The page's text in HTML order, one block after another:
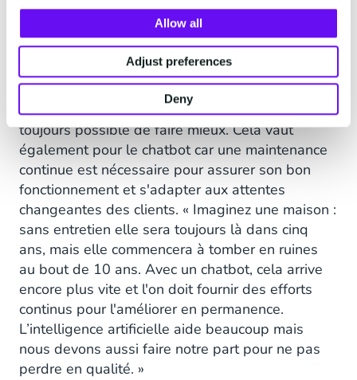
Allow all
Adjust preferences
Deny
Simplifier en permanence
Selon Marco Ganzevles, un service client sert
avant tout à « simplifier la vie des clients et des
équipes » et à ne pas perdre de vue qu'il est
toujours possible de faire mieux. Cela vaut
également pour le chatbot car une maintenance
continue est nécessaire pour assurer son bon
fonctionnement et s'adapter aux attentes
changeantes des clients. « Imaginez une maison :
sans entretien elle sera toujours là dans cinq
ans, mais elle commencera à tomber en ruines
au bout de 10 ans. Avec un chatbot, cela arrive
encore plus vite et l'on doit fournir des efforts
continus pour l'améliorer en permanence.
L’intelligence artificielle aide beaucoup mais
nous devons aussi faire notre part pour ne pas
perdre en qualité. »